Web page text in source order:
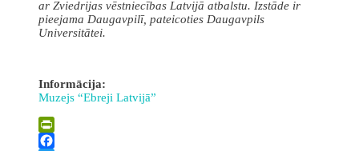
ar Zviedrijas vēstniecības Latvijā atbalstu. Izstāde ir
pieejama Daugavpilī, pateicoties Daugavpils
Universitātei.
Informācija:
Muzejs “Ebreji Latvijā”
PrintFriendly